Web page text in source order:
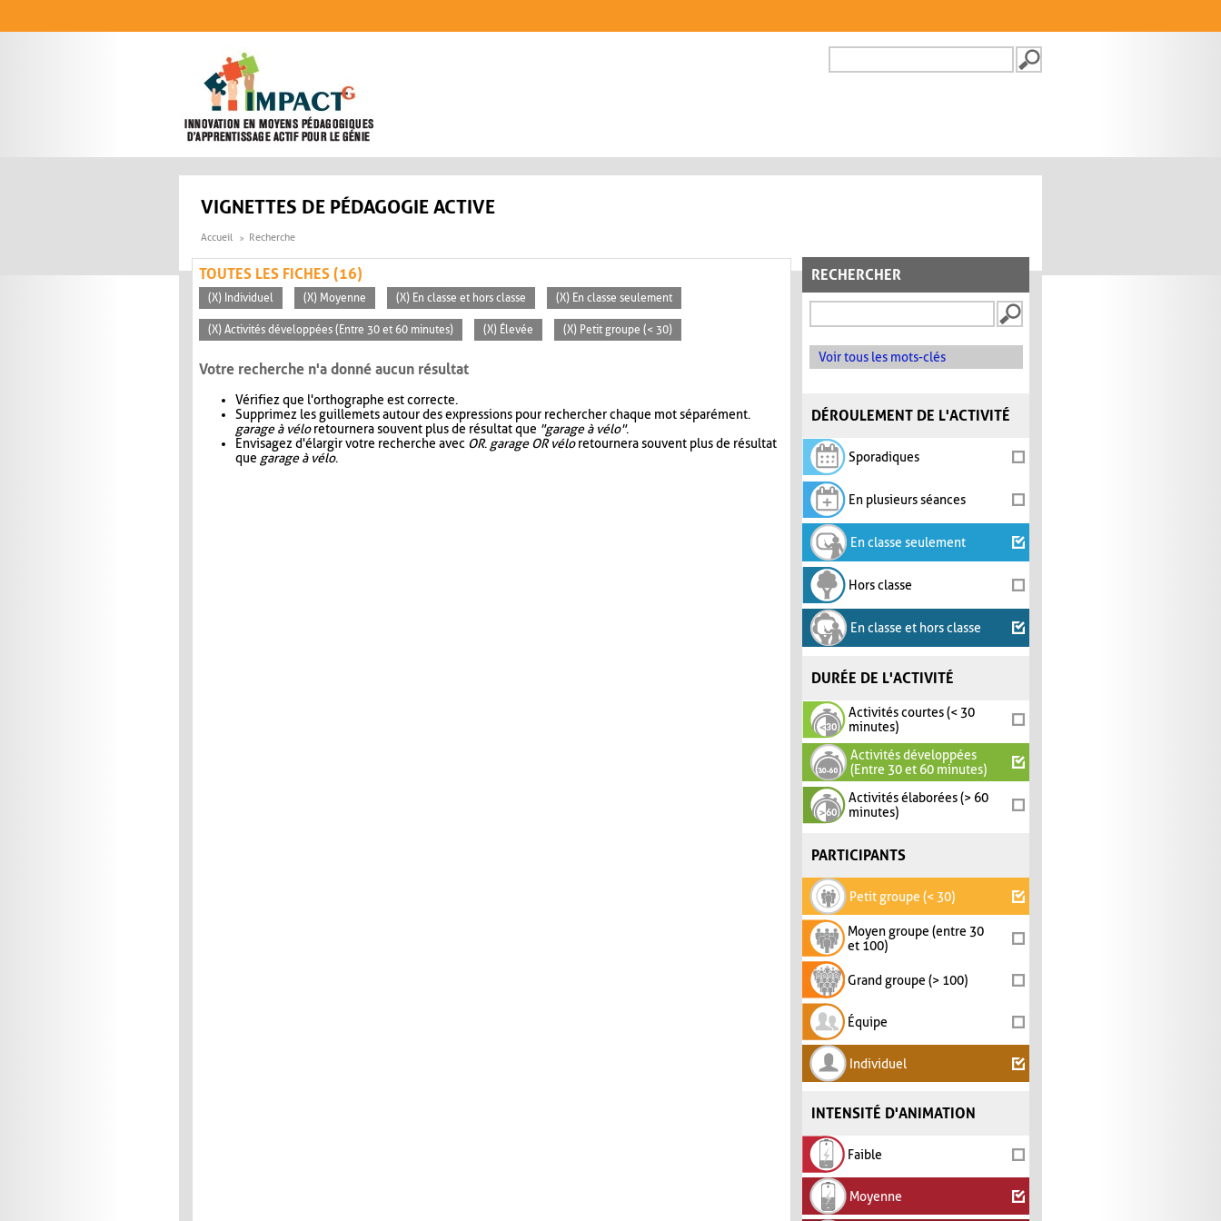
FORMULAIRE DE
VIGNETTES DE PÉDAGOGIE ACTIVE
Accueil Recherche
RECHERCHER
Voir tous les mots-clés
DÉROULEMENT DE L'ACTIVITÉ
Sporadiques
En plusieurs séances
En classe seulement
Hors classe
En classe et hors classe
DURÉE DE L'ACTIVITÉ
Activités courtes (< 30
minutes)
Activités développées
(Entre 30 et 60 minutes)
Activités élaborées (> 60
minutes)
PARTICIPANTS
Petit groupe (< 30)
Moyen groupe (entre 30
et 100)
Grand groupe (> 100)
Équipe
Individuel
INTENSITÉ D'ANIMATION
Faible
Moyenne
TOUTES LES FICHES (16)
(X) Individuel (X) Moyenne (X) En classe et hors classe (X) En classe seulement
(X) Activités développées (Entre 30 et 60 minutes) (X) Élevée (X) Petit groupe (< 30)
Votre recherche n'a donné aucun résultat
Vérifiez que l'orthographe est correcte.
Supprimez les guillemets autour des expressions pour rechercher chaque mot séparément.
garage à véloretournera souvent plus de résultat que "garage à vélo".
Envisagez d'élargir votre recherche avec OR. garage OR véloretournera souvent plus de résultat
que garage à vélo.